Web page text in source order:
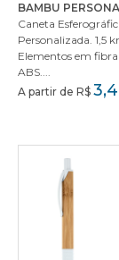
BAMBU
Caneta
Personalizada. 1,5
Elementos em
ABS....
A partir de R$